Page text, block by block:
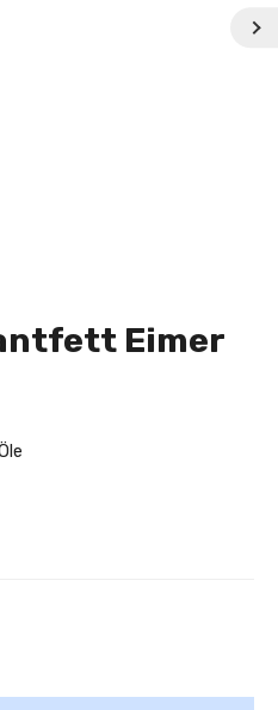
Eimer